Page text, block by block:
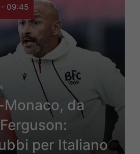
- 09:45
da
per Italiano